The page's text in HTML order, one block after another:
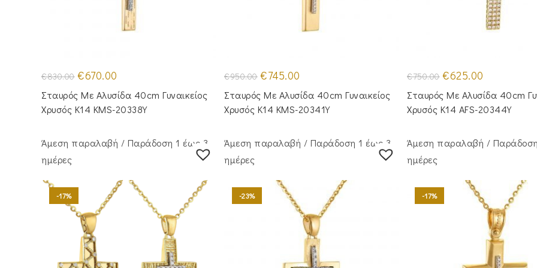
€830.00 Original
price
was:
€830.00.
€670.00
τιμή
είναι:
€670.00.
Σταυρός Με Αλυσίδα 40cm Γυναικείος
Χρυσός Κ14 KMS-20338Y
€950.00 Original
price
was:
€950.00.
€745.00
τιμή
είναι:
€745.00.
Σταυρός Με Αλυσίδα 40cm Γυναικείος
Χρυσός Κ14 KMS-20341Y
€750.00 Original
price
was:
€750.00.
€625.00
τιμή
είναι:
€625.00.
Σταυρός Με Αλυσίδα 40cm
Χρυσός Κ14 AFS-20344Y
Άμεση παραλαβή / Παράδoση 1 έως 3
ημέρες
-17%
Άμεση παραλαβή / Παράδoση 1 έως 3
ημέρες
-23%
Άμεση παραλαβή /
ημέρες
-17%